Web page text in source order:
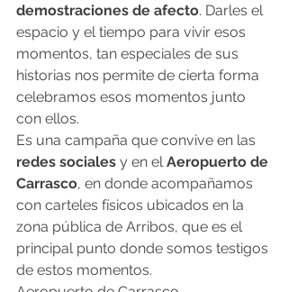
demostraciones de afecto. Darles el
espacio y el tiempo para vivir esos
momentos, tan especiales de sus
historias nos permite de cierta forma
celebramos esos momentos junto
con ellos.
Es una campaña que convive en las
redes sociales y en el Aeropuerto de
Carrasco, en donde acompañamos
con carteles físicos ubicados en la
zona pública de Arribos, que es el
principal punto donde somos testigos
de estos momentos.